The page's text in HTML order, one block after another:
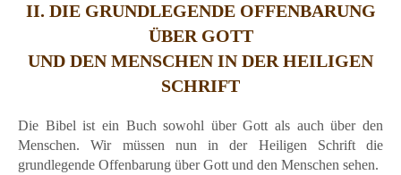
II. DIE GRUNDLEGENDE OFFENBARUNG
ÜBER GOTT
UND DEN MENSCHEN IN DER HEILIGEN
SCHRIFT
Die Bibel ist ein Buch sowohl über Gott als auch über den
Menschen. Wir müssen nun in der Heiligen Schrift die
grundlegende Offenbarung über Gott und den Menschen sehen.